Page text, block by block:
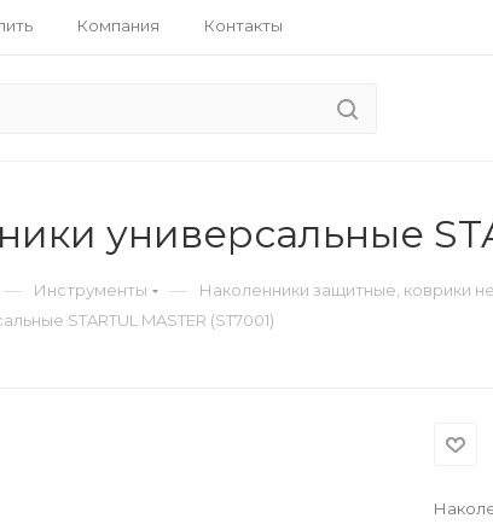
Компания Контакты
универсальные
— Инструменты — Наколенники защитные, коврики
STARTUL MASTER (ST7001)